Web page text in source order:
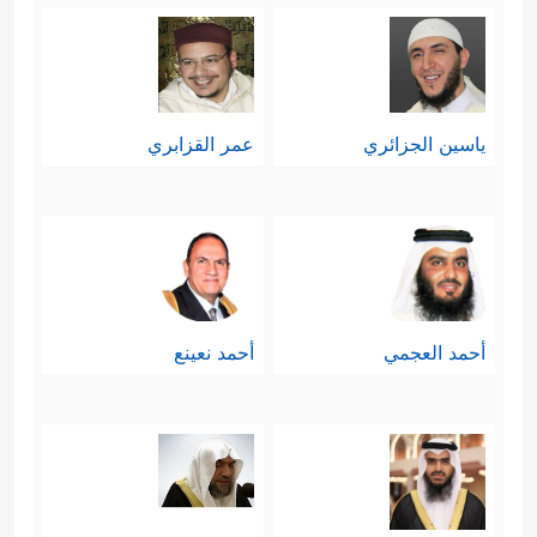
الطبيعية يظهره الله على يد النبيِّ تأييدًا
له، مع تضمُّنه لمعنى التحدِّي بحيث يعجز
الآخرون عن الإتيان بمثله.
القوانين العقلية؛ إذ العقل لا يمنع تغيير
هذه النواميس في ظروف أخرى،
كقانون الجاذبية الذي يختلف من كوكب
ثالثًا: نعم الله الماديَّة على بني إسرائيل:
ياسين الجزائري عمر القزابري
أحمد العجمي أحمد نعينع